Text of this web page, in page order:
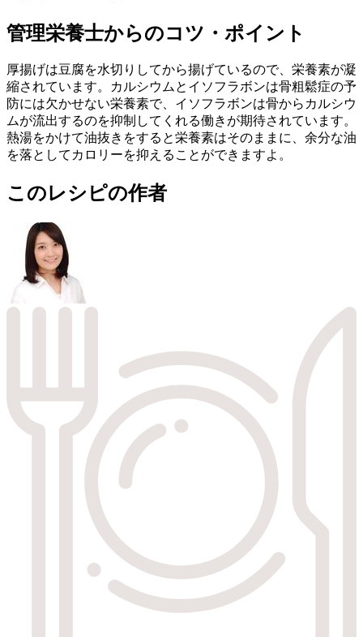
管理栄養士からのコツ・ポイント
厚揚げは豆腐を水切りしてから揚げているので、栄養素が凝
縮されています。カルシウムとイソフラボンは骨粗鬆症の予
防には欠かせない栄養素で、イソフラボンは骨からカルシウ
ムが流出するのを抑制してくれる働きが期待されています。
熱湯をかけて油抜きをすると栄養素はそのままに、余分な油
を落としてカロリーを抑えることができますよ。
このレシピの作者